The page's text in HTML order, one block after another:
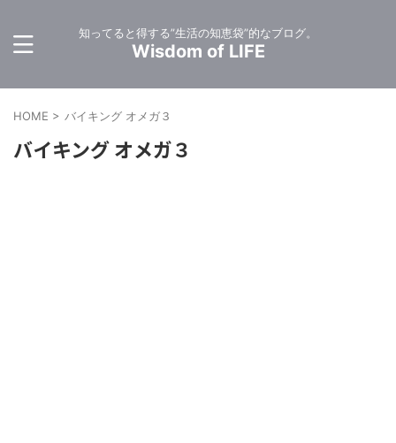
知ってると得する”生活の知恵袋”的なブログ。
Wisdom of LIFE
HOME > バイキング オメガ３
バイキング オメガ３